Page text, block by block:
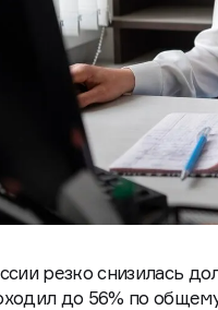
резко снизилась
до 56% по